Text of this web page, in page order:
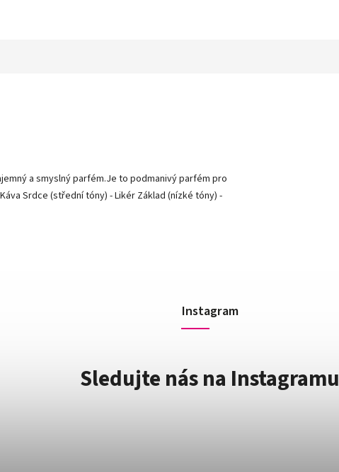
a smyslný parfém.Je to podmanivý parfém pro
Srdce (střední tóny) - Likér Základ (nízké tóny) -
Instagram
Sledujte nás na Instagramu